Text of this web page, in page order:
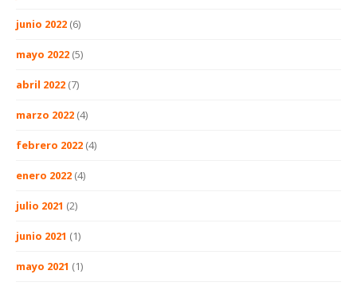
junio 2022 (6)
mayo 2022 (5)
abril 2022 (7)
marzo 2022 (4)
febrero 2022 (4)
enero 2022 (4)
julio 2021 (2)
junio 2021 (1)
mayo 2021 (1)